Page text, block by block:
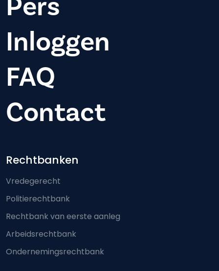
Inloggen
FAQ
Contact
Footer-menu
Rechtbanken
Vredegerecht
Politierechtbank
Rechtbank van eerste aanleg
Arbeidsrechtbank
Ondernemingsrechtbank